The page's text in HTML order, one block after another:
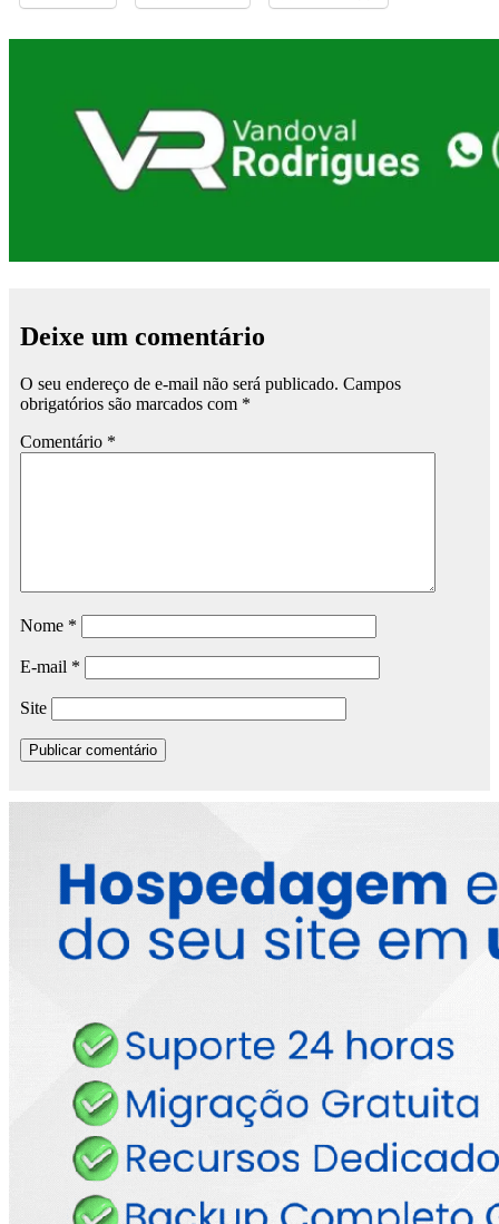
Deixe um comentário
O seu endereço de e-mail não será publicado. Campos
obrigatórios são marcados com *
Comentário *
Nome *
E-mail *
Site